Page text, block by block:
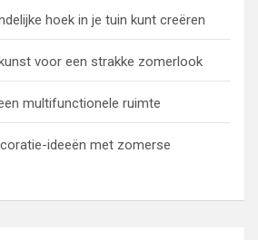
hoek in je tuin kunt creëren
voor een strakke zomerlook
multifunctionele ruimte
ideeën met zomerse